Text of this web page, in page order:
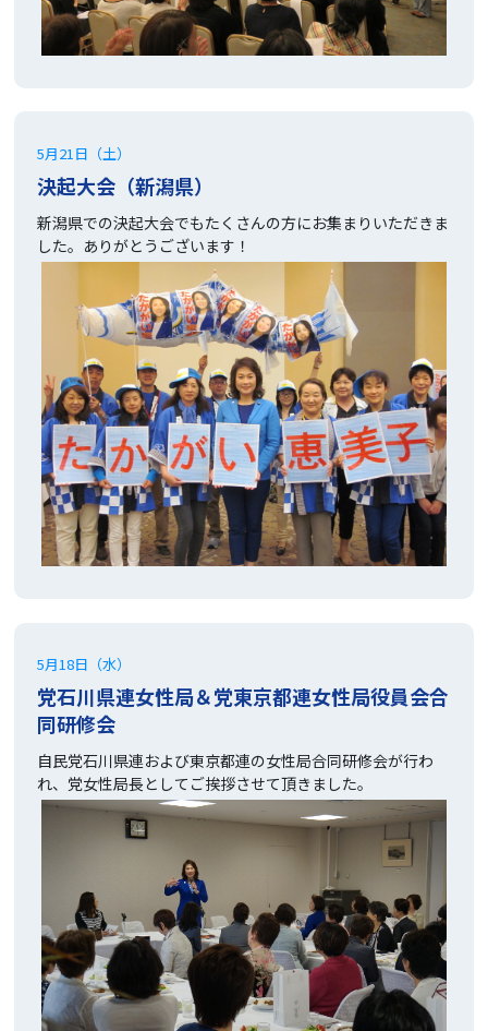
5月21日（土）
決起大会（新潟県）
新潟県での決起大会でもたくさんの方にお集まりいただきま
した。ありがとうございます！
5月18日（水）
党石川県連女性局＆党東京都連女性局役員会合
同研修会
自民党石川県連および東京都連の女性局合同研修会が行わ
れ、党女性局長としてご挨拶させて頂きました。